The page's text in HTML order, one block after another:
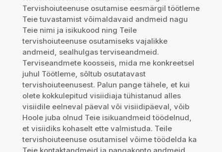
Tervishoiuteenuse osutamise eesmärgil töötleme
Teie tuvastamist võimaldavaid andmeid nagu
Teie nimi ja isikukood ning Teile
tervishoiuteenuse osutamiseks vajalikke
andmeid, sealhulgas terviseandmeid.
Terviseandmete koosseis, mida me konkreetsel
juhul Töötleme, sõltub osutatavast
tervishoiuteenusest. Palun pange tähele, et kui
olete kokkulepitud visiidiaja tühistanud alles
visiidile eelneval päeval või visiidipäeval, võib
Hoole juba olnud Teie isikuandmeid töödelnud,
et visiidiks kohaselt ette valmistuda. Teile
tervishoiuteenuse osutamisel võime töödelda ka